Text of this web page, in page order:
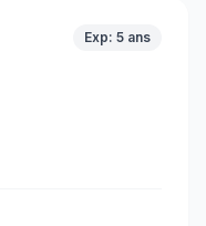
Exp: 5 ans